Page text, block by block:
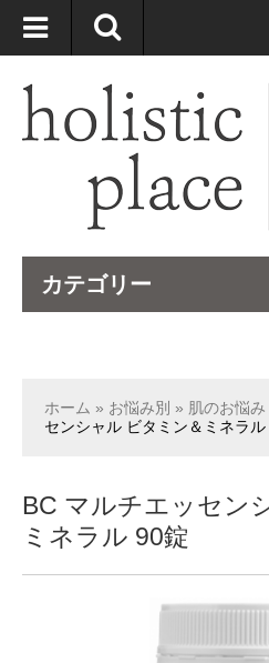
自然療法大国のオーストラリアより
ロパスが厳選したサプリメントや ナ
カテゴリー
ホーム » お悩み別 » 肌のお悩み
センシャル ビタミン＆ミネラル
BC マルチエッセン
ミネラル 90錠